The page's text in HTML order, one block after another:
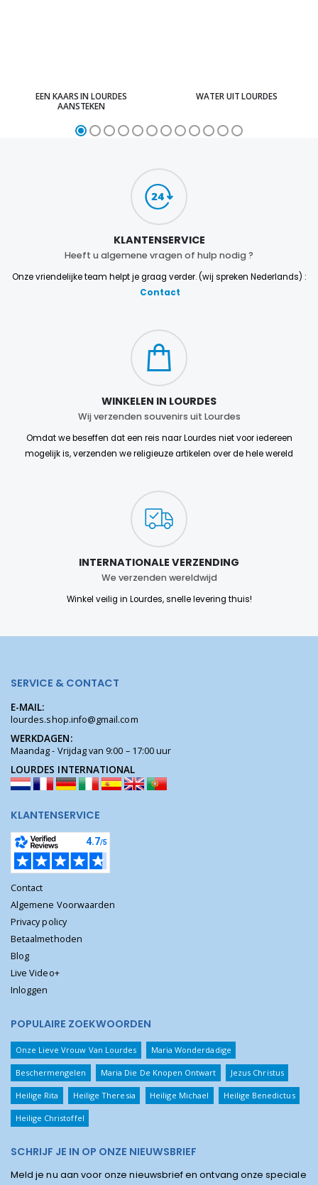
EEN KAARS IN LOURDES
AANSTEKEN
WATER UIT LOURDES
KLANTENSERVICE
Heeft u algemene vragen of hulp nodig ?
Onze vriendelijke team helpt je graag verder. (wij spreken Nederlands) :
Contact
WINKELEN IN LOURDES
Wij verzenden souvenirs uit Lourdes
Omdat we beseffen dat een reis naar Lourdes niet voor iedereen
mogelijk is, verzenden we religieuze artikelen over de hele wereld
INTERNATIONALE VERZENDING
We verzenden wereldwijd
Winkel veilig in Lourdes, snelle levering thuis!
SERVICE & CONTACT
E-MAIL:
lourdes.shop.info@gmail.com
WERKDAGEN:
Maandag - Vrijdag van 9:00 – 17:00 uur
LOURDES INTERNATIONAL
KLANTENSERVICE
Contact
Algemene Voorwaarden
Privacy policy
Betaalmethoden
Blog
Live Video+
Inloggen
POPULAIRE ZOEKWOORDEN
Onze Lieve Vrouw Van Lourdes Maria Wonderdadige
Beschermengelen Maria Die De Knopen Ontwart Jezus Christus
Heilige Rita Heilige Theresia Heilige Michael Heilige Benedictus
Heilige Christoffel
SCHRIJF JE IN OP ONZE NIEUWSBRIEF
Meld je nu aan voor onze nieuwsbrief en ontvang onze speciale